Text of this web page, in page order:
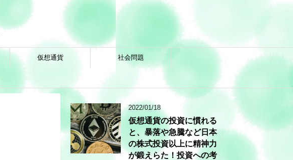
仮想通貨 社会問題
2022/01/18
仮想通貨の投資に慣れる
と、暴落や急騰など日本
の株式投資以上に精神力
が鍛えらた！投資への考